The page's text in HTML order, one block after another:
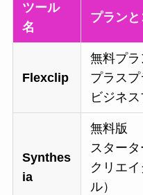
ツール
名
プランと
Flexclip
無料プラ
プラスプ
ビジネ
Synthes
ia
無料版
スタータ
クリエ
ル）